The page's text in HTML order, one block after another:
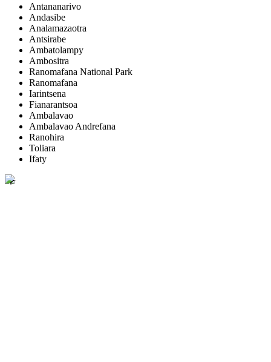
Antananarivo
Andasibe
Analamazaotra
Antsirabe
Ambatolampy
Ambositra
Ranomafana National Park
Ranomafana
Iarintsena
Fianarantsoa
Ambalavao
Ambalavao Andrefana
Ranohira
Toliara
Ifaty